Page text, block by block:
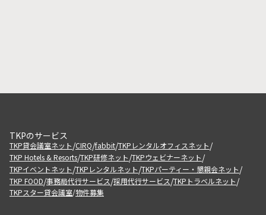
TKPのサービス
TKP貸会議室ネット/CIRQ/fabbit/TKPレンタルオフィスネット/
TKP Hotels & Resorts/TKP研修ネット/TKPウェビナーネット/
TKPイベントネット/TKPレンタルネット/TKPパーティー・懇親会ネット/
TKP FOOD/事務局代行サービス/採用代行サービス/TKPトラベルネット/
TKPスター貸会議室/物件募集